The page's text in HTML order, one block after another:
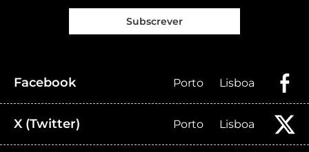
Subscrever
Facebook Porto Lisboa
X (Twitter) Porto Lisboa